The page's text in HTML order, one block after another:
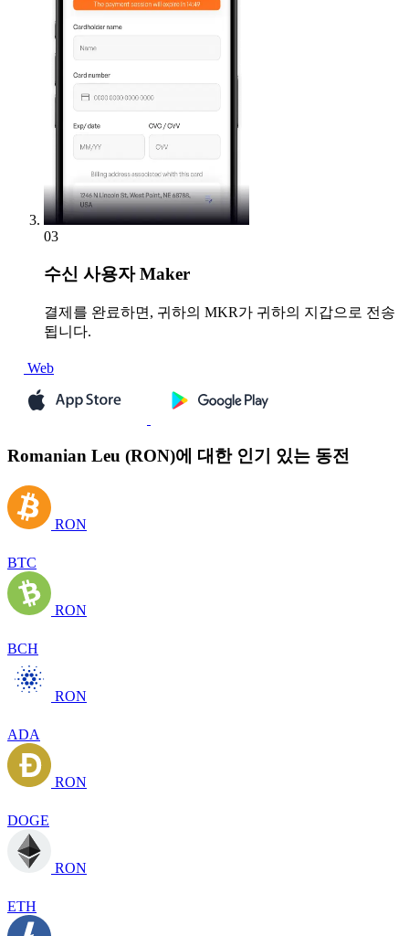
03
수신 사용자 Maker
결제를 완료하면, 귀하의 MKR가 귀하의 지갑으로 전송
됩니다.
Web
Romanian Leu (RON)에 대한 인기 있는 동전
RON
BTC
RON
BCH
RON
ADA
RON
DOGE
RON
ETH